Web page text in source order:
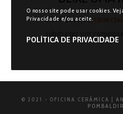
Você deve ser
© 2021 - OFICINA CERÂMICA |
O nosso site pode usar cookies.
Privacidade e/ou aceite.
POLÍTICA DE PRIVACIDADE